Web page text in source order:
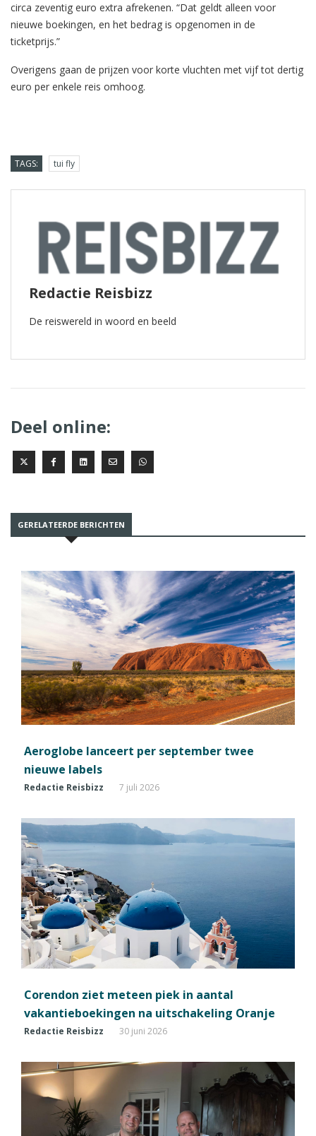
circa zeventig euro extra afrekenen. “Dat geldt alleen voor
nieuwe boekingen, en het bedrag is opgenomen in de
ticketprijs.”
Overigens gaan de prijzen voor korte vluchten met vijf tot dertig
euro per enkele reis omhoog.
TAGS: tui fly
Redactie Reisbizz
De reiswereld in woord en beeld
Deel online:
GERELATEERDE BERICHTEN
Aeroglobe lanceert per september twee
nieuwe labels
Redactie Reisbizz 7 juli 2026
Corendon ziet meteen piek in aantal
vakantieboekingen na uitschakeling Oranje
Redactie Reisbizz 30 juni 2026